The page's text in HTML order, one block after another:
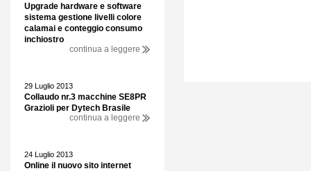
Upgrade hardware e software
sistema gestione livelli colore
calamai e conteggio consumo
inchiostro
continua a leggere
29 Luglio 2013
Collaudo nr.3 macchine SE8PR
Grazioli per Dytech Brasile
continua a leggere
24 Luglio 2013
Online il nuovo sito internet